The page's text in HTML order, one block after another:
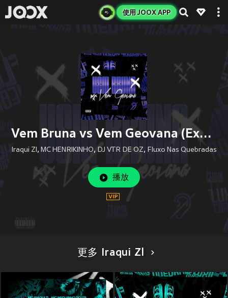
使用 JOOX APP
Vem Bruna vs Vem Geovana (Explicit)
Iraqui Zl, MC HENRIKINHO, DJ VTR DE OZ, Fluxo Nas Quebradas
播放
更多 Iraqui Zl